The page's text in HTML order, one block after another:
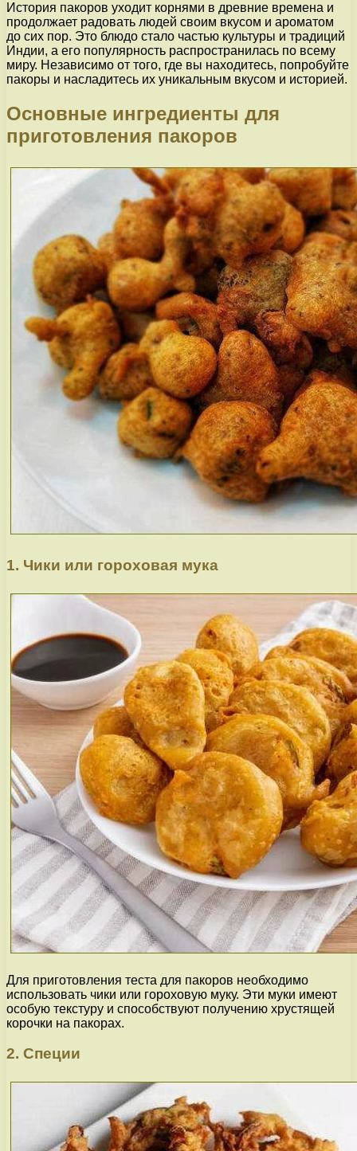
История пакоров уходит корнями в древние времена и
продолжает радовать людей своим вкусом и ароматом
до сих пор. Это блюдо стало частью культуры и традиций
Индии, а его популярность распространилась по всему
миру. Независимо от того, где вы находитесь, попробуйте
пакоры и насладитесь их уникальным вкусом и историей.
Основные ингредиенты для
приготовления пакоров
1. Чики или гороховая мука
Для приготовления теста для пакоров необходимо
использовать чики или гороховую муку. Эти муки имеют
особую текстуру и способствуют получению хрустящей
корочки на пакорах.
2. Специи